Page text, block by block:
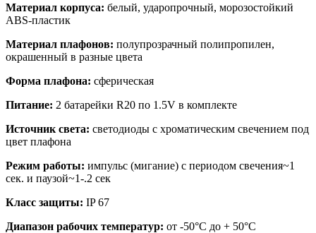
Материал корпуса: белый, ударопрочный, морозостойкий
ABS-пластик
Материал плафонов: полупрозрачный полипропилен,
окрашенный в разные цвета
Форма плафона: сферическая
Питание: 2 батарейки R20 по 1.5V в комплекте
Источник света: светодиоды с хроматическим свечением под
цвет плафона
Режим работы: импульс (мигание) с периодом свечения~1
сек. и паузой~1-.2 сек
Класс защиты: IP 67
Диапазон рабочих температур: от -50°С до + 50°С